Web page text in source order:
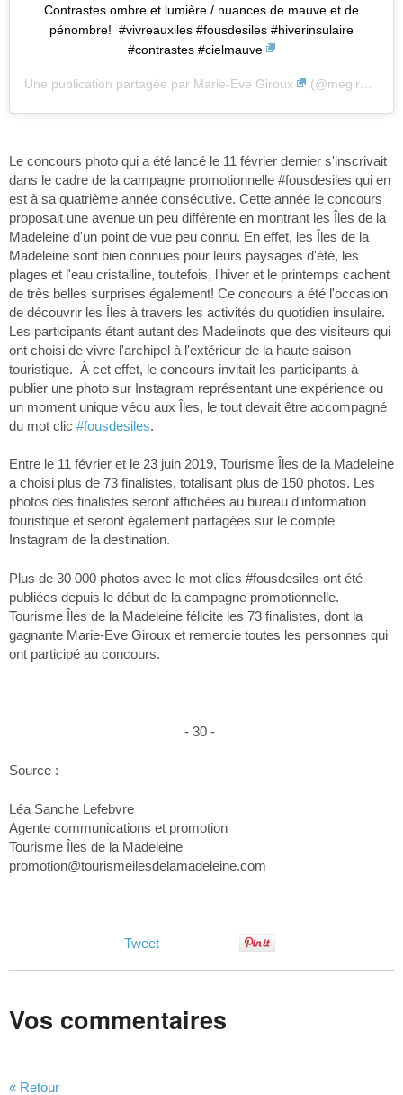
Contrastes ombre et lumière / nuances de mauve et de
pénombre! ️️ #vivreauxiles #fousdesiles #hiverinsulaire
#contrastes #cielmauve
Une publication partagée par Marie-Eve Giroux (@megiroux.iles) le 17 Févr. 2019 à 12 :48 PST
Le concours photo qui a été lancé le 11 février dernier s'inscrivait
dans le cadre de la campagne promotionnelle #fousdesiles qui en
est à sa quatrième année consécutive. Cette année le concours
proposait une avenue un peu différente en montrant les Îles de la
Madeleine d'un point de vue peu connu. En effet, les Îles de la
Madeleine sont bien connues pour leurs paysages d'été, les
plages et l'eau cristalline, toutefois, l'hiver et le printemps cachent
de très belles surprises également! Ce concours a été l'occasion
de découvrir les Îles à travers les activités du quotidien insulaire.
Les participants étant autant des Madelinots que des visiteurs qui
ont choisi de vivre l'archipel à l'extérieur de la haute saison
touristique. À cet effet, le concours invitait les participants à
publier une photo sur Instagram représentant une expérience ou
un moment unique vécu aux Îles, le tout devait être accompagné
du mot clic #fousdesiles.
Entre le 11 février et le 23 juin 2019, Tourisme Îles de la Madeleine
a choisi plus de 73 finalistes, totalisant plus de 150 photos. Les
photos des finalistes seront affichées au bureau d'information
touristique et seront également partagées sur le compte
Instagram de la destination.
Plus de 30 000 photos avec le mot clics #fousdesiles ont été
publiées depuis le début de la campagne promotionnelle.
Tourisme Îles de la Madeleine félicite les 73 finalistes, dont la
gagnante Marie-Eve Giroux et remercie toutes les personnes qui
ont participé au concours.
- 30 -
Source :
Léa Sanche Lefebvre
Agente communications et promotion
Tourisme Îles de la Madeleine
promotion@tourismeilesdelamadeleine.com
Tweet
Vos commentaires
« Retour